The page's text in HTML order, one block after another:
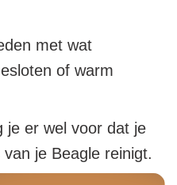
met wat
of warm
je er wel voor dat je
je Beagle reinigt.